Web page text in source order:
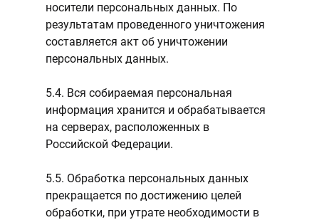
носители персональных данных. По
результатам проведенного уничтожения
составляется акт об уничтожении
персональных данных.
5.4. Вся собираемая персональная
информация хранится и обрабатывается
на серверах, расположенных в
Российской Федерации.
5.5. Обработка персональных данных
прекращается по достижению целей
обработки, при утрате необходимости в